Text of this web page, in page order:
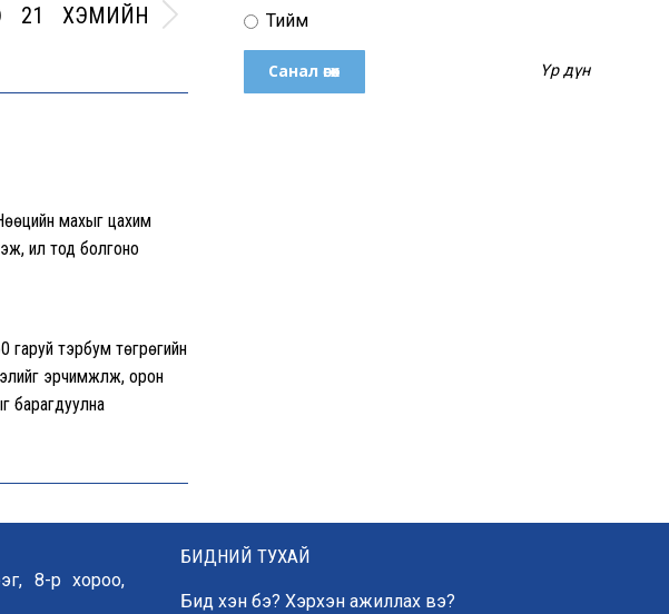
21 ХЭМИЙН
махыг цахим
ил тод болгоно
гаруй тэрбум төгрөгийн
эрчимжүүлж, орон
барагдуулна
Тийм
Үр дүн
8-р хороо,
БИДНИЙ ТУХАЙ
Бид хэн бэ? Хэрхэн ажиллах вэ?